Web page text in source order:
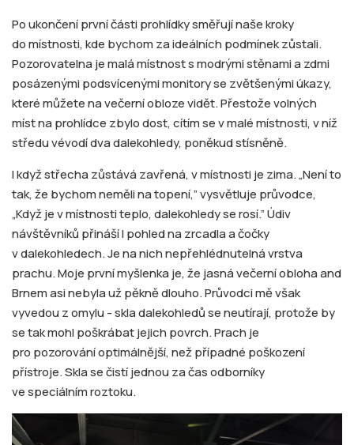
Po ukončení první části prohlídky směřují naše kroky
do místnosti, kde bychom za ideálních podmínek zůstali.
Pozorovatelna je malá místnost s modrými stěnami a zdmi
posázenými podsvícenými monitory se zvětšenými úkazy,
které můžete na večerní obloze vidět. Přestože volných
míst na prohlídce zbylo dost, cítím se v malé místnosti, v níž
středu vévodí dva dalekohledy, poněkud stísněně.
I když střecha zůstává zavřená, v místnosti je zima. „Není to
tak, že bychom neměli na topení,” vysvětluje průvodce,
„Když je v místnosti teplo, dalekohledy se rosí.” Údiv
návštěvníků přináší I pohled na zrcadla a čočky
v dalekohledech. Je na nich nepřehlédnutelná vrstva
prachu. Moje první myšlenka je, že jasná večerní obloha and
Brnem asi nebyla už pěkně dlouho. Průvodci mě však
vyvedou z omylu - skla dalekohledů se neutírají, protože by
se tak mohl poškrábat jejich povrch. Prach je
pro pozorování optimálnější, než případné poškození
přístroje. Skla se čistí jednou za čas odborníky
ve speciálním roztoku.